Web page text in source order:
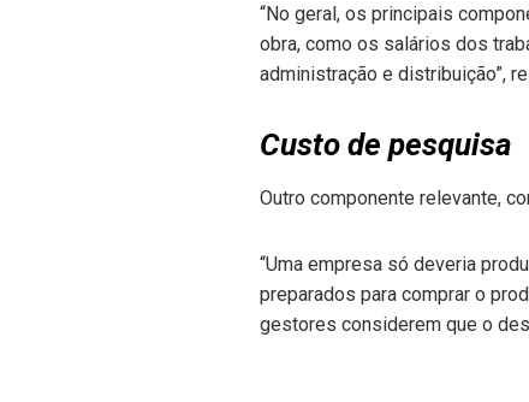
“No geral, os principais
obra, como os salários dos
administração e distribuição”,
Custo de pesquisa
Outro componente relevante,
“Uma empresa só deveria
preparados para comprar o
gestores considerem que o